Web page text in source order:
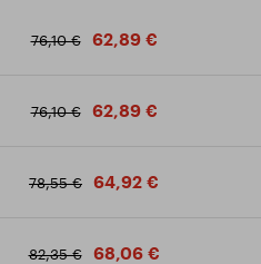
76,10 € 62,89 €
76,10 € 62,89 €
78,55 € 64,92 €
82,35 € 68,06 €